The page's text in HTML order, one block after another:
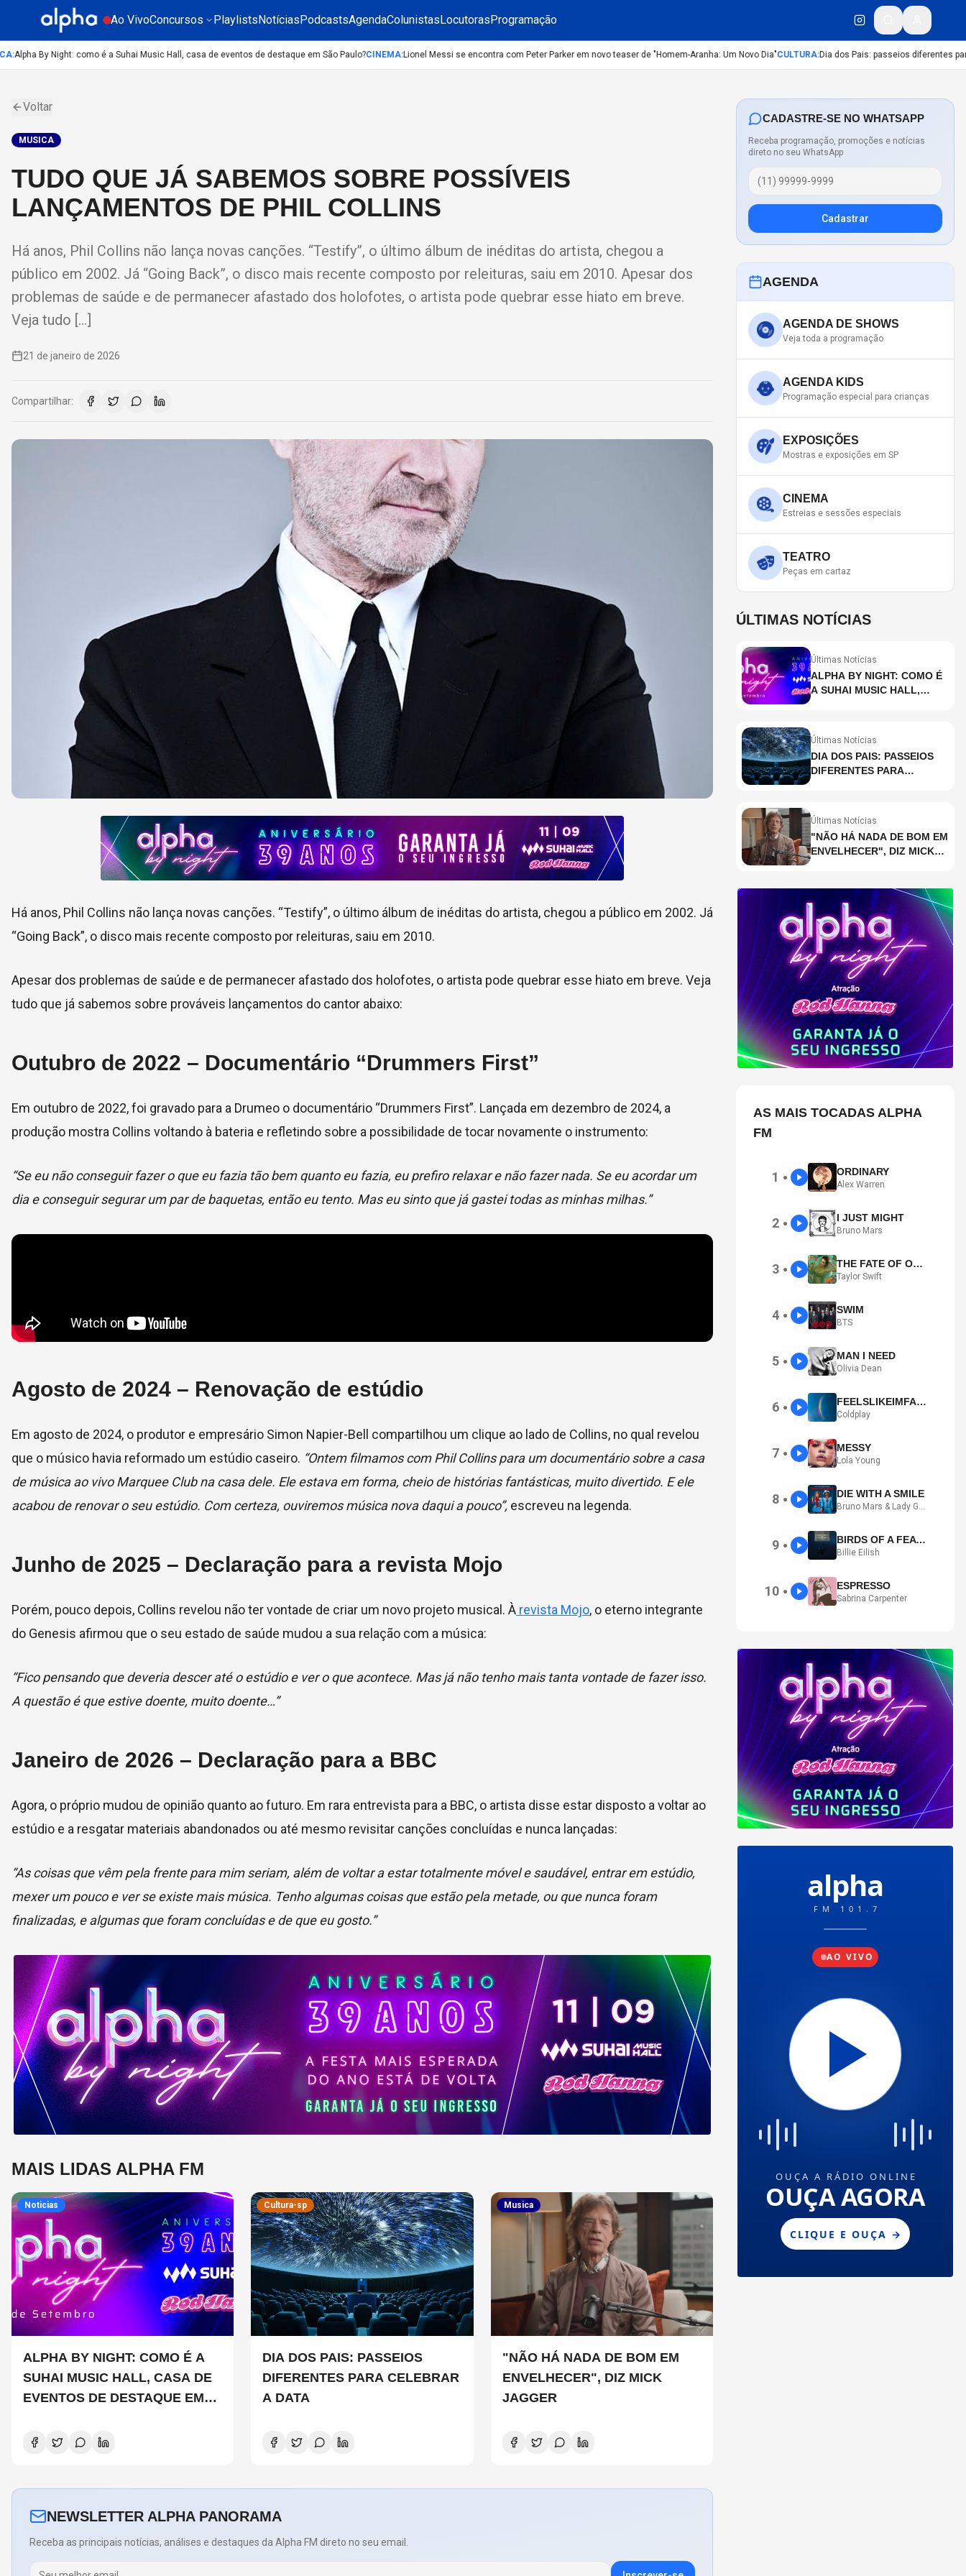
Ao VivoConcursos PlaylistsNotíciasPodcastsAgendaColunistasLocutorasProgramação
:Alpha By Night: como é a Suhai Music Hall, casa de eventos de destaque em São Paulo? CINEMA:Lionel Messi se encontra com Peter Parker em novo teaser de "Homem-Aranha: Um Novo Dia"CULTURA:Dia dos Pais: passeios diferentes para
Voltar
MUSICA
TUDO QUE JÁ SABEMOS SOBRE POSSÍVEIS
LANÇAMENTOS DE PHIL COLLINS
Há anos, Phil Collins não lança novas canções. “Testify”, o último álbum de inéditas do artista, chegou a
público em 2002. Já “Going Back”, o disco mais recente composto por releituras, saiu em 2010. Apesar dos
problemas de saúde e de permanecer afastado dos holofotes, o artista pode quebrar esse hiato em breve.
Veja tudo […]
21 de janeiro de 2026
Compartilhar:
Há anos, Phil Collins não lança novas canções. “Testify”, o último álbum de inéditas do artista, chegou a público em 2002. Já
“Going Back”, o disco mais recente composto por releituras, saiu em 2010.
Apesar dos problemas de saúde e de permanecer afastado dos holofotes, o artista pode quebrar esse hiato em breve. Veja
tudo que já sabemos sobre prováveis lançamentos do cantor abaixo:
Outubro de 2022 – Documentário “Drummers First”
Em outubro de 2022, foi gravado para a Drumeo o documentário “Drummers First”. Lançada em dezembro de 2024, a
produção mostra Collins voltando à bateria e refletindo sobre a possibilidade de tocar novamente o instrumento:
“Se eu não conseguir fazer o que eu fazia tão bem quanto eu fazia, eu prefiro relaxar e não fazer nada. Se eu acordar um
dia e conseguir segurar um par de baquetas, então eu tento. Mas eu sinto que já gastei todas as minhas milhas.”
Agosto de 2024 – Renovação de estúdio
Em agosto de 2024, o produtor e empresário Simon Napier-Bell compartilhou um clique ao lado de Collins, no qual revelou
que o músico havia reformado um estúdio caseiro. “Ontem filmamos com Phil Collins para um documentário sobre a casa
de música ao vivo Marquee Club na casa dele. Ele estava em forma, cheio de histórias fantásticas, muito divertido. E ele
acabou de renovar o seu estúdio. Com certeza, ouviremos música nova daqui a pouco”, escreveu na legenda.
Junho de 2025 – Declaração para a revista Mojo
Porém, pouco depois, Collins revelou não ter vontade de criar um novo projeto musical. À revista Mojo, o eterno integrante
do Genesis afirmou que o seu estado de saúde mudou a sua relação com a música:
“Fico pensando que deveria descer até o estúdio e ver o que acontece. Mas já não tenho mais tanta vontade de fazer isso.
A questão é que estive doente, muito doente…”
Janeiro de 2026 – Declaração para a BBC
Agora, o próprio mudou de opinião quanto ao futuro. Em rara entrevista para a BBC, o artista disse estar disposto a voltar ao
estúdio e a resgatar materiais abandonados ou até mesmo revisitar canções concluídas e nunca lançadas:
“As coisas que vêm pela frente para mim seriam, além de voltar a estar totalmente móvel e saudável, entrar em estúdio,
mexer um pouco e ver se existe mais música. Tenho algumas coisas que estão pela metade, ou que nunca foram
finalizadas, e algumas que foram concluídas e de que eu gosto.”
MAIS LIDAS ALPHA FM
Noticias
ALPHA BY NIGHT: COMO É A
SUHAI MUSIC HALL, CASA DE
EVENTOS DE DESTAQUE EM
Cultura-sp
DIA DOS PAIS: PASSEIOS
DIFERENTES PARA CELEBRAR
A DATA
Musica
"NÃO HÁ NADA DE BOM EM
ENVELHECER", DIZ MICK
JAGGER
NEWSLETTER ALPHA PANORAMA
Receba as principais notícias, análises e destaques da Alpha FM direto no seu email.
CADASTRE-SE NO WHATSAPP
Receba programação, promoções e notícias
direto no seu WhatsApp
Cadastrar
AGENDA
AGENDA DE SHOWS
Veja toda a programação
AGENDA KIDS
Programação especial para crianças
EXPOSIÇÕES
Mostras e exposições em SP
CINEMA
Estreias e sessões especiais
TEATRO
Peças em cartaz
ÚLTIMAS NOTÍCIAS
Últimas Notícias
ALPHA BY NIGHT: COMO É
A SUHAI MUSIC HALL,
PAULO?
Últimas Notícias
DIA DOS PAIS: PASSEIOS
DIFERENTES PARA
Últimas Notícias
"NÃO HÁ NADA DE BOM EM
ENVELHECER", DIZ MICK
AS MAIS TOCADAS ALPHA
FM
1 ● ORDINARY
Alex Warren
2 ● I JUST MIGHT
Bruno Mars
3 ● THE FATE OF OPHELIA
Taylor Swift
4 ● SWIM
BTS
5 ● MAN I NEED
Olivia Dean
6 ● FEELSLIKEIMFALLINGINLOVE
Coldplay
7 ● MESSY
Lola Young
8 ● DIE WITH A SMILE
Bruno Mars & Lady Gaga
9 ● BIRDS OF A FEATHER
Billie Eilish
10 ● ESPRESSO
Sabrina Carpenter